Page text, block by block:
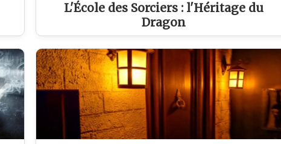
L'École des Sorciers : l'Héritage du
Dragon